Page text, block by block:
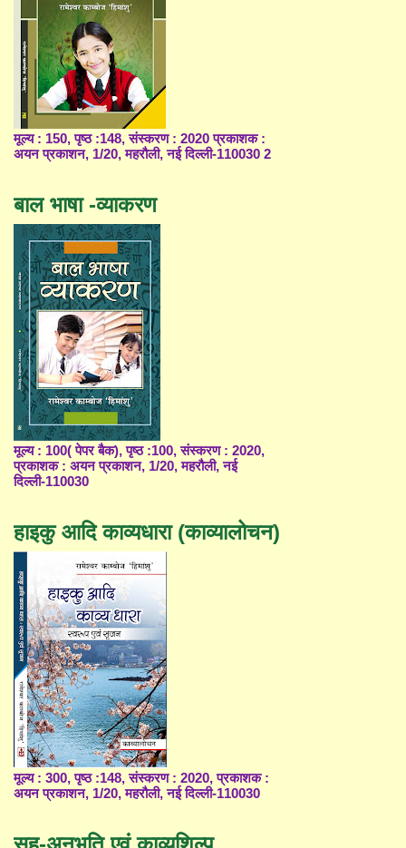
मूल्य : 150, पृष्ठ :148, संस्करण : 2020 प्रकाशक :
अयन प्रकाशन, 1/20, महरौली, नई दिल्ली-110030 2
बाल भाषा -व्याकरण
मूल्य : 100( पेपर बैक), पृष्ठ :100, संस्करण : 2020,
प्रकाशक : अयन प्रकाशन, 1/20, महरौली, नई
दिल्ली-110030
हाइकु आदि काव्यधारा (काव्यालोचन)
मूल्य : 300, पृष्ठ :148, संस्करण : 2020, प्रकाशक :
अयन प्रकाशन, 1/20, महरौली, नई दिल्ली-110030